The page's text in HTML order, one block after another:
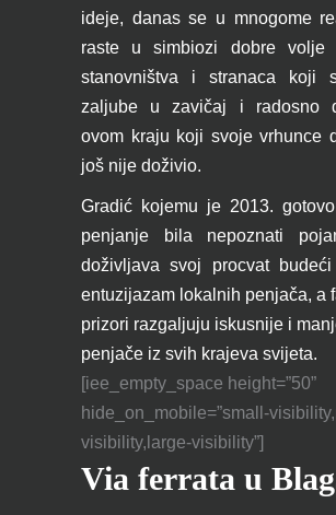
ideje, danas se u mnogome
raste u simbiozi dobre volje
stanovništva i stranaca koji
zaljube u zavičaj i radosno
ovom kraju koji svoje vrhunce
još nije doživio.
Gradić kojemu je 2013.
penjanje bila nepoznati
doživljava svoj procvat
entuzijazam lokalnih penjača, a
prizori razgaljuju iskusnije i
penjače iz svih krajeva svijeta.
[iee_empty_space height=”50”
hide_on_mobile=”small-
visibility,large-visibility”]
Via ferrata u